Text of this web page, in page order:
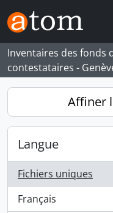
Skip to main content
Inventaires des fonds
contestataires -
Affiner
Langue
Fichiers uniques
, 7 résultats
Français
, 7 résultats